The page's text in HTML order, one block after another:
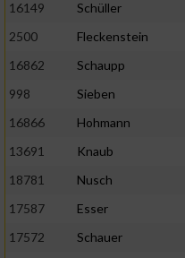
16149
Schüller
2500
Fleckenstein
16862
Schaupp
998
Sieben
16866
Hohmann
13691
Knaub
18781
Nusch
17587
Esser
17572
Schauer